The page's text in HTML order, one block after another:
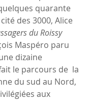
quarante
des 3000, Alice
du Roissy
Maspéro paru
dizaine
le parcours de  la
du sud au Nord,
aux